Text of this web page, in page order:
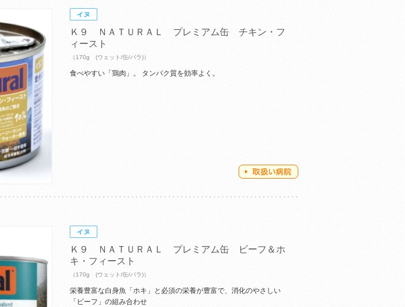
Ｋ９ ＮＡＴＵＲＡＬ プレミアム缶 チキン・フ
ィースト
（170g (ウェット/缶/バラ)）
食べやすい「鶏肉」。 タンパク質を効率よく。
Ｋ９ ＮＡＴＵＲＡＬ プレミアム缶 ビーフ＆ホ
キ・フィースト
（170g (ウェット/缶/バラ)）
栄養豊富な白身魚「ホキ」と必須の栄養が豊富で、消化のやさしい
「ビーフ」の組み合わせ